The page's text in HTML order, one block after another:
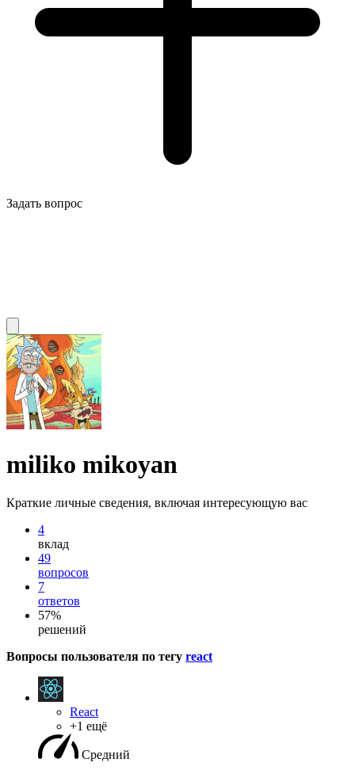
Задать вопрос
miliko mikoyan
Краткие личные сведения, включая интересующую вас
4
вклад
49
вопросов
7
ответов
57%
решений
Вопросы пользователя по тегу react
React
+1 ещё
Средний